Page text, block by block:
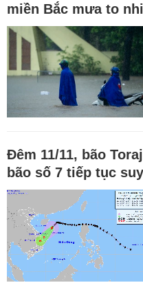
miền Bắc mưa to
Đêm 11/11, bão
bão số 7 tiếp tục